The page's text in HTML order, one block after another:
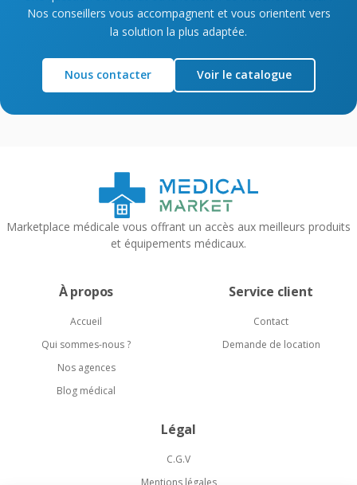
Nos conseillers vous accompagnent et vous orientent vers
la solution la plus adaptée.
Nous contacter Voir le catalogue
Marketplace médicale vous offrant un accès aux meilleurs produits
et équipements médicaux.
À propos
Accueil
Qui sommes-nous ?
Nos agences
Blog médical
Service client
Contact
Demande de location
Légal
C.G.V